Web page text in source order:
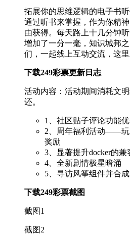
拓展你的思维逻辑的电子书
通过听书来掌握，作为你精
由获得。每天路上十几分钟
增加了一分一毫，知识城邦
们，一起线上互动交流，这
下载249彩票更新日志
活动内容：活动期间消耗文
还。
1、社区贴子评论功能
2、周年福利活动——玩
奖励
3、显著提升docker的兼
4、全新剧情极星暗涌
5、寻访风筝组件并合
下载249彩票截图
截图1
截图2